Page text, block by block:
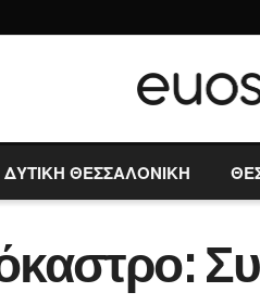
ΔΥΤΙΚΗ ΘΕΣΣΑΛΟΝΙΚΗ